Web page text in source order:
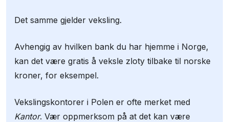
Det samme gjelder veksling.
Avhengig av hvilken bank du har hjemme i Norge,
kan det være gratis å veksle zloty tilbake til norske
kroner, for eksempel.
Vekslingskontorer i Polen er ofte merket med
Kantor. Vær oppmerksom på at det kan være